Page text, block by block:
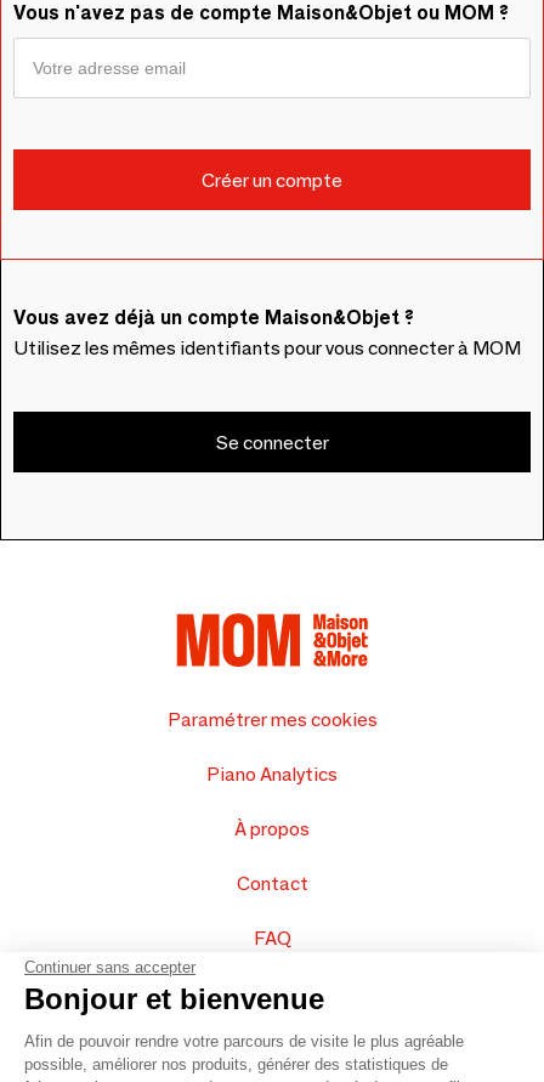
Vous n'avez pas de compte Maison&Objet ou MOM ?
Vous avez déjà un compte Maison&Objet ?
Utilisez les mêmes identifiants pour vous connecter à MOM
Se connecter
Paramétrer mes cookies
Piano Analytics
À propos
Contact
FAQ
Vendez vos produits
Plan du site
Continuer sans accepter
Bonjour et bienvenue
Afin de pouvoir rendre votre parcours de visite le plus agréable
possible, améliorer nos produits, générer des statistiques de